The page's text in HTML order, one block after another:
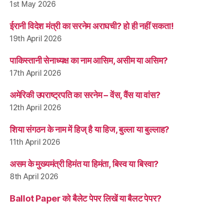
1st May 2026
ईरानी विदेश मंत्री का सरनेम अराघची? हो ही नहीं सकता!
19th April 2026
पाकिस्तानी सेनाध्यक्ष का नाम आसिम, असीम या असिम?
17th April 2026
अमेरिकी उपराष्ट्रपति का सरनेम – वेंस, वैंस या वांस?
12th April 2026
शिया संगठन के नाम में हिज् है या हिज, बुल्ला या बुल्लाह?
11th April 2026
असम के मुख्यमंत्री हिमंत या हिमंता, बिस्व या बिस्वा?
8th April 2026
Ballot Paper को बैलेट पेपर लिखें या बैलट पेपर?